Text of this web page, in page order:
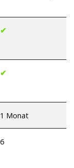
✔
✔
1 Monat
6